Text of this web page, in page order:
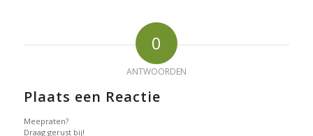
0
ANTWOORDEN
Plaats een Reactie
Meepraten?
Draag gerust bij!